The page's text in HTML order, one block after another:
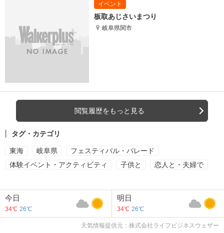
板取あじさいまつり
岐阜県関市
閲覧履歴をもっと見る
タグ・カテゴリ
東海 岐阜県
フェスティバル・パレード
体験イベント・アクティビティ
子供と 恋人と・夫婦で
今日
34℃ 26℃
明日
34℃ 26℃
天気情報提供元：株式会社ライフビジネスウェザー